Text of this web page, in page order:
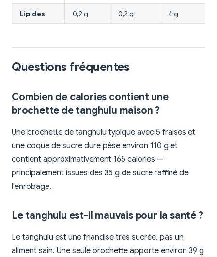
Lipides 0,2 g 0,2 g 4 g
Questions fréquentes
Combien de calories contient une
brochette de tanghulu maison ?
Une brochette de tanghulu typique avec 5 fraises et
une coque de sucre dure pèse environ 110 g et
contient approximativement 165 calories —
principalement issues des 35 g de sucre raffiné de
l'enrobage.
Le tanghulu est-il mauvais pour la santé ?
Le tanghulu est une friandise très sucrée, pas un
aliment sain. Une seule brochette apporte environ 39 g